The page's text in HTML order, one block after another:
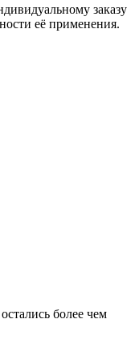
заказу
её применения.
более чем